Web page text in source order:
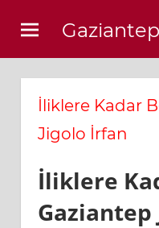
content
İliklere Kadar
Jigolo İrfan
İliklere